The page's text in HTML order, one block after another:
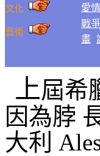
文化 愛情
藝術
戰爭
畫
上屆希
因為脖
大利